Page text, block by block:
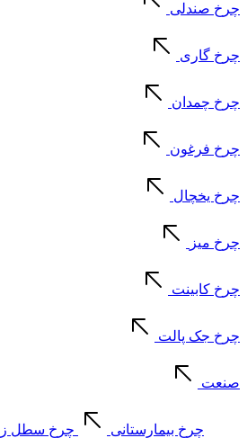
چرخ صندلی
چرخ گاری
چرخ چمدان
چرخ فرغون
چرخ یخچال
چرخ میز
چرخ کابینت
چرخ جک پالت
صنعت
چرخ بیمارستانی چرخ سطل